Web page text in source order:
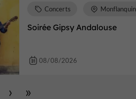
Soirée Gipsy Andalouse
Concerts Monflanquin
08/08/2026